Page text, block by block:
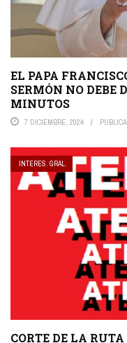
EL PAPA
SERMÓN NO DEBE
MINUTOS
7 DICIEMBRE, 2024
INTERES. GRAL.
CORTE DE LA